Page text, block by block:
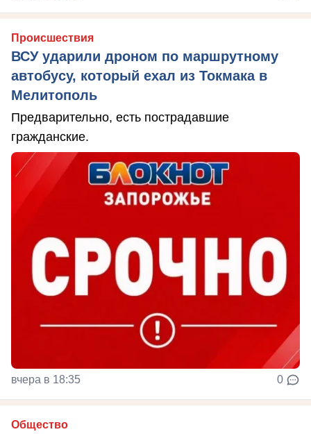
Происшествия
ВСУ ударили дроном по маршрутному
автобусу, который ехал из Токмака в
Мелитополь
Предварительно, есть пострадавшие
гражданские.
вчера в 18:35 0
Общество